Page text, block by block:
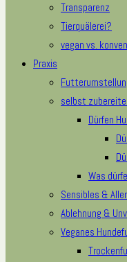
Transparenz
Tierquälerei?
vegan vs.
Praxis
selbst
Dürfen
Was
Sensibles &
Ablehnung &
Veganes